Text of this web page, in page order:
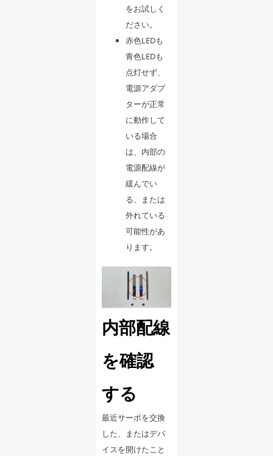
をお試しく
ださい。
赤色LEDも
青色LEDも
点灯せず、
電源アダプ
ターが正常
に動作して
いる場合
は、内部の
電源配線が
緩んでい
る、または
外れている
可能性があ
ります。
内部配線
を確認
する
最近サーボを交換
した、またはデバ
イスを開けたこと